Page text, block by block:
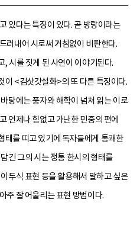
있다는 특징이 있다. 곧 방랑이라는
러내어 시로써 거침없이 비판한다.
시를 짓게 된 사연이 이야기된다.
이 <김삿갓설화>의 또 다른 특징이다.
탕에는 풍자와 해학이 넘쳐 읽는 이로
언제나 힘없고 가난한 민중의 편에
태를 띠고 있기에 독자들에게 통쾌한
긴 그의 시는 정통 한시의 형태를
두식 표현 등을 활용해서 말하고 싶은
주 잘 어울리는 표현 방법이다.